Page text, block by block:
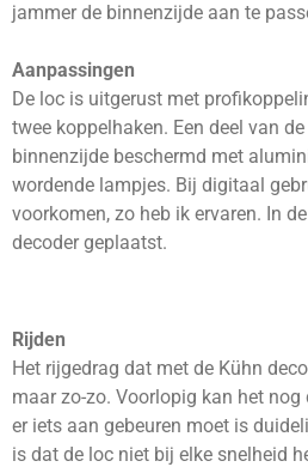
jammer de binnenzijde aan te
Aanpassingen
De loc is uitgerust met
twee koppelhaken. Een deel van
binnenzijde beschermd met
wordende lampjes. Bij digitaal
voorkomen, zo heb ik ervaren. In
decoder geplaatst.
Rijden
Het rijgedrag dat met de Kühn
maar zo-zo. Voorlopig kan het
er iets aan gebeuren moet is
is dat de loc niet bij elke snelheid